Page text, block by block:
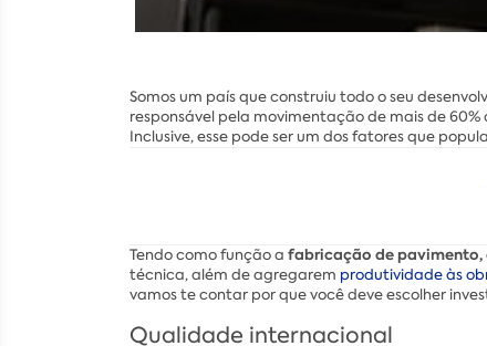
Somos um país que construiu todo o seu
responsável pela movimentação de mais de 60%
Inclusive, esse pode ser um dos fatores que
Tendo como função a fabricação de pavimento,
técnica, além de agregarem produtividade às
vamos te contar por que você deve escolher
Qualidade internacional